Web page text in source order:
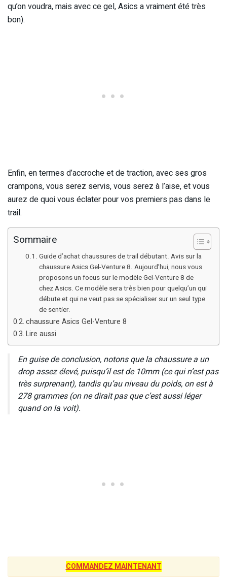
qu’on voudra, mais avec ce gel, Asics a vraiment été très
bon).
Enfin, en termes d’accroche et de traction, avec ses gros
crampons, vous serez servis, vous serez à l’aise, et vous
aurez de quoi vous éclater pour vos premiers pas dans le
trail.
Sommaire
Guide d’achat chaussures de trail débutant. Avis sur la
chaussure Asics Gel-Venture 8. Aujourd’hui, nous vous
proposons un focus sur le modèle Gel-Venture 8 de
chez Asics. Ce modèle sera très bien pour quelqu’un qui
débute et qui ne veut pas se spécialiser sur un seul type
de sentier.
chaussure Asics Gel-Venture 8
Lire aussi
En guise de conclusion, notons que la chaussure a un
drop assez élevé, puisqu’il est de 10mm (ce qui n’est pas
très surprenant), tandis qu’au niveau du poids, on est à
278 grammes (on ne dirait pas que c’est aussi léger
quand on la voit).
COMMANDEZ MAINTENANT